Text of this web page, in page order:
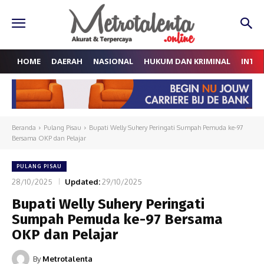
HOME DAERAH NASIONAL HUKUM DAN KRIMINAL
Beranda Pulang Pisau
Bupati Welly Suhery Peringati Sumpah Pemuda ke-97
Bersama OKP dan Pelajar
PULANG PISAU
28/10/2025 Updated:29/10/2025
Bupati Welly Suhery Peringati
Sumpah Pemuda ke-97 Bersama
OKP dan Pelajar
By Metrotalenta